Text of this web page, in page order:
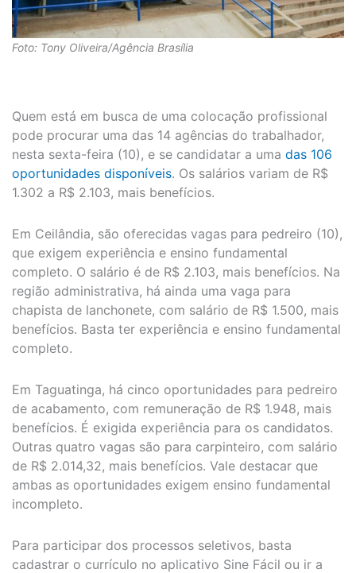
Foto: Tony Oliveira/Agência Brasília
Quem está em busca de uma colocação profissional
pode procurar uma das 14 agências do trabalhador,
nesta sexta-feira (10), e se candidatar a uma das 106
oportunidades disponíveis. Os salários variam de R$
1.302 a R$ 2.103, mais benefícios.
Em Ceilândia, são oferecidas vagas para pedreiro (10),
que exigem experiência e ensino fundamental
completo. O salário é de R$ 2.103, mais benefícios. Na
região administrativa, há ainda uma vaga para
chapista de lanchonete, com salário de R$ 1.500, mais
benefícios. Basta ter experiência e ensino fundamental
completo.
Em Taguatinga, há cinco oportunidades para pedreiro
de acabamento, com remuneração de R$ 1.948, mais
benefícios. É exigida experiência para os candidatos.
Outras quatro vagas são para carpinteiro, com salário
de R$ 2.014,32, mais benefícios. Vale destacar que
ambas as oportunidades exigem ensino fundamental
incompleto.
Para participar dos processos seletivos, basta
cadastrar o currículo no aplicativo Sine Fácil ou ir a